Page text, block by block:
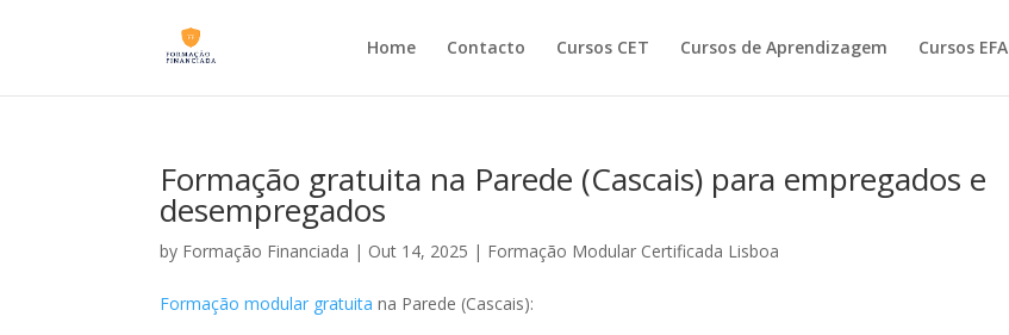
Home Contacto Cursos CET Cursos de Aprendizagem Cursos EFA
Formação gratuita na Parede (Cascais) para empregados e
desempregados
by Formação Financiada | Out 14, 2025 | Formação Modular Certificada Lisboa
Formação modular gratuita na Parede (Cascais):